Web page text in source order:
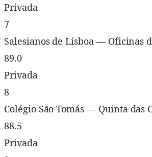
Privada
7
Salesianos de Lisboa — Oficinas
89.0
Privada
8
Colégio São Tomás — Quinta das
88.5
Privada